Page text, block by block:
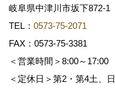
岐阜県中津川市坂下872‐1
TEL： 0573-75-2071
FAX：0573-75-3381
＜営業時間＞8:00～17:00
＜定休日＞第2・第4土、